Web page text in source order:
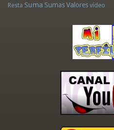
Resta Suma Sumas Valores vídeo